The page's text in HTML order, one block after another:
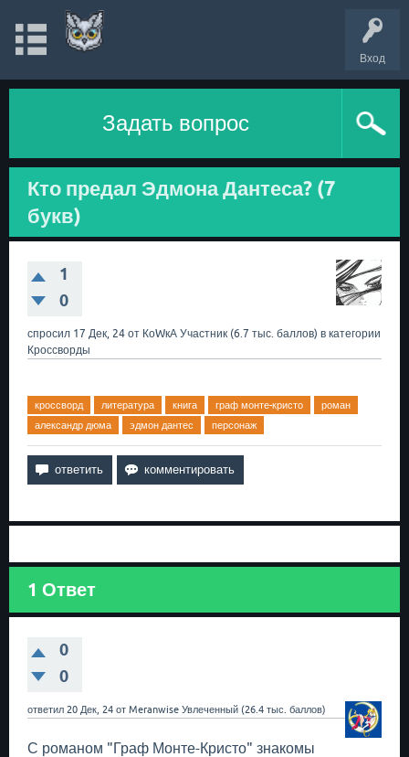
Вход
Задать вопрос
Кто предал Эдмона Дантеса? (7
букв)
1
0
спросил 17 Дек, 24 от КоWкА Участник (6.7 тыс. баллов) в категории
Кроссворды
кроссворд литература книга граф монте-кристо
роман
александр дюма
эдмон дантес персонаж
1 Ответ
0
0
ответил 20 Дек, 24 от Meranwise Увлеченный (26.4 тыс. баллов)
С романом "Граф Монте-Кристо" знакомы